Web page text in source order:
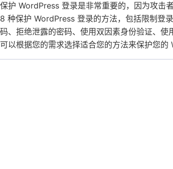
保护 WordPress 登录是非常重要的，因为攻击
8 种保护 WordPress 登录的方法，包括限制登
码、拒绝泄露的密码、使用双因素身份验证、
可以根据您的需求选择适合您的方法来保护您的